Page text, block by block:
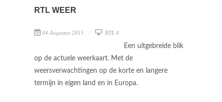
RTL WEER
04 Augustus 2015 RTL 4
Een uitgebreide blik
op de actuele weerkaart. Met de
weersverwachtingen op de korte en langere
termijn in eigen land en in Europa.